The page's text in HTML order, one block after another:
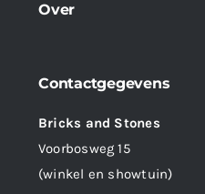
Over
Contactgegevens
Bricks and Stones
Voorbosweg 15
(winkel en showtuin)